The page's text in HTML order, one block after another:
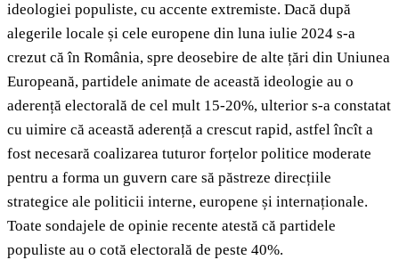
ideologiei populiste, cu accente extremiste. Dacă după
alegerile locale și cele europene din luna iulie 2024 s-a
crezut că în România, spre deosebire de alte țări din Uniunea
Europeană, partidele animate de această ideologie au o
aderență electorală de cel mult 15-20%, ulterior s-a constatat
cu uimire că această aderență a crescut rapid, astfel încît a
fost necesară coalizarea tuturor forțelor politice moderate
pentru a forma un guvern care să păstreze direcțiile
strategice ale politicii interne, europene și internaționale.
Toate sondajele de opinie recente atestă că partidele
populiste au o cotă electorală de peste 40%.